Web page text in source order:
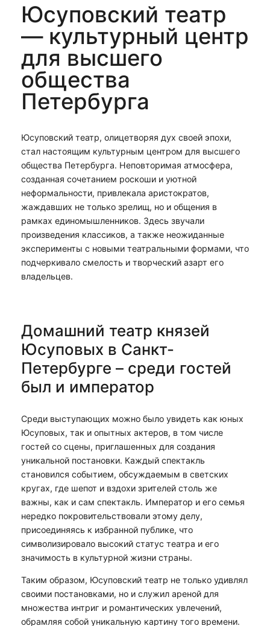
Юсуповский театр
— культурный центр
для высшего
общества
Петербурга
Юсуповский театр, олицетворяя дух своей эпохи,
стал настоящим культурным центром для высшего
общества Петербурга. Неповторимая атмосфера,
созданная сочетанием роскоши и уютной
неформальности, привлекала аристократов,
жаждавших не только зрелищ, но и общения в
рамках единомышленников. Здесь звучали
произведения классиков, а также неожиданные
эксперименты с новыми театральными формами, что
подчеркивало смелость и творческий азарт его
владельцев.
Домашний театр князей
Юсуповых в Санкт-
Петербурге – среди гостей
был и император
Среди выступающих можно было увидеть как юных
Юсуповых, так и опытных актеров, в том числе
гостей со сцены, приглашенных для создания
уникальной постановки. Каждый спектакль
становился событием, обсуждаемым в светских
кругах, где шепот и вздохи зрителей столь же
важны, как и сам спектакль. Император и его семья
нередко покровительствовали этому делу,
присоединяясь к избранной публике, что
символизировало высокий статус театра и его
значимость в культурной жизни страны.
Таким образом, Юсуповский театр не только удивлял
своими постановками, но и служил ареной для
множества интриг и романтических увлечений,
обрамляя собой уникальную картину того времени.